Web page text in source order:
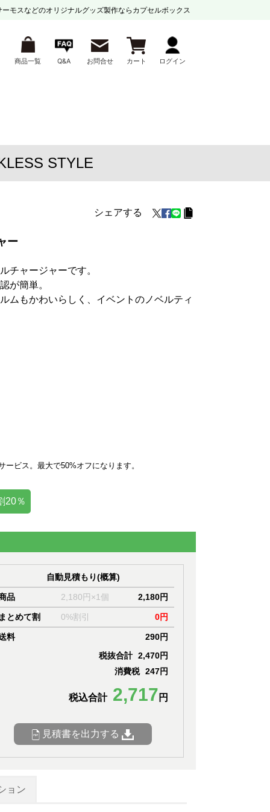
ーモスなどのオリジナルグッズ製作ならカプセルボックス
商品一覧 Q&A お問合せ カート ログイン
STYLE
シェアする
ー
チャージャーです。
が簡単。
ムもかわいらしく、イベントのノベルティ
ビス。最大で50%オフになります。
20％
自動見積もり(概算)
品 2,180円×1個 2,180円
まとめて割 0%割引 0円
料
290円
税抜合計 2,470円
消費税 247円
税込合計 2,717 円
見積書を出力する
ョン